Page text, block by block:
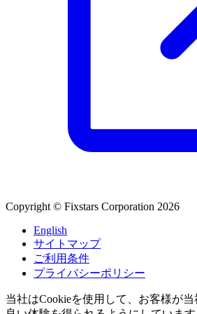
Copyright © Fixstars Corporation 2026
English
サイトマップ
ご利用条件
プライバシーポリシー
当社はCookieを使用して、お客様が当